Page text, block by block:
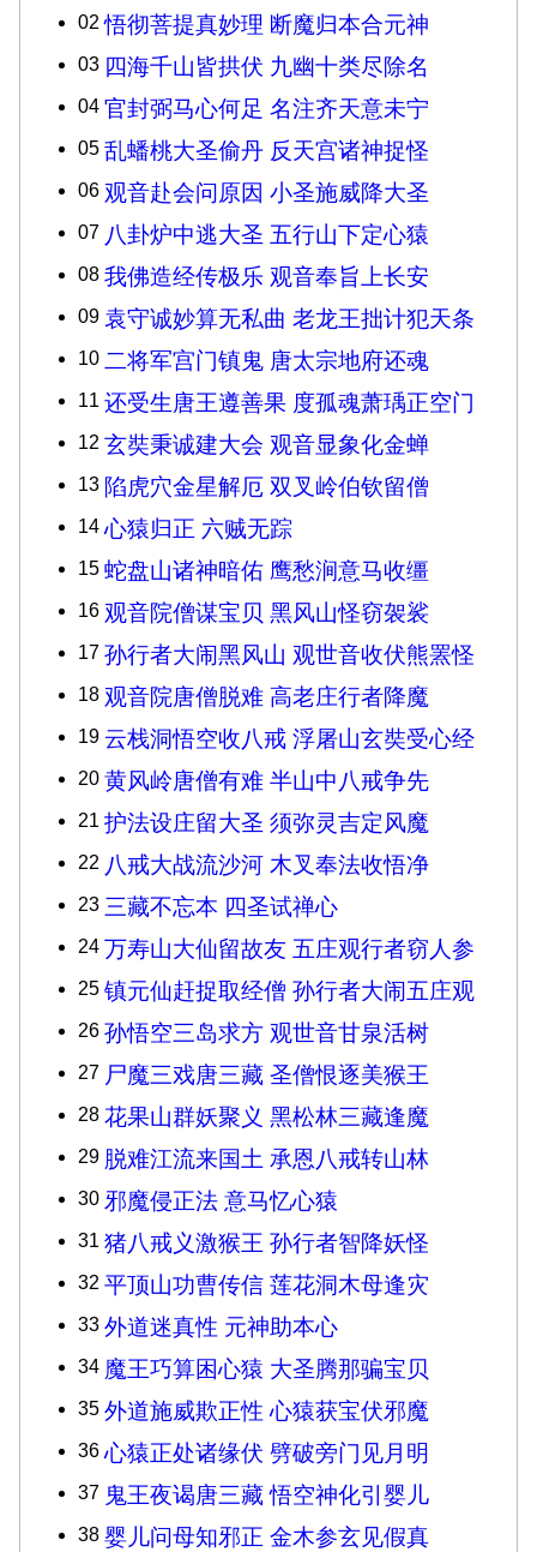
02悟彻菩提真妙理 断魔归本合元神
03 四海千山皆拱伏 九幽十类尽除名
04 官封弼马心何足 名注齐天意未宁
05 乱蟠桃大圣偷丹 反天宫诸神捉怪
06 观音赴会问原因 小圣施威降大圣
07 八卦炉中逃大圣 五行山下定心猿
08 我佛造经传极乐 观音奉旨上长安
09 袁守诚妙算无私曲 老龙王拙计犯天条
10 二将军宫门镇鬼 唐太宗地府还魂
11 还受生唐王遵善果 度孤魂萧瑀正空门
12 玄奘秉诚建大会 观音显象化金蝉
13 陷虎穴金星解厄 双叉岭伯钦留僧
14 心猿归正 六贼无踪
15 蛇盘山诸神暗佑 鹰愁涧意马收缰
16 观音院僧谋宝贝 黑风山怪窃袈裟
17 孙行者大闹黑风山 观世音收伏熊罴怪
18 观音院唐僧脱难 高老庄行者降魔
19 云栈洞悟空收八戒 浮屠山玄奘受心经
20 黄风岭唐僧有难 半山中八戒争先
21 护法设庄留大圣 须弥灵吉定风魔
22 八戒大战流沙河 木叉奉法收悟净
23 三藏不忘本 四圣试禅心
24 万寿山大仙留故友 五庄观行者窃人参
25 镇元仙赶捉取经僧 孙行者大闹五庄观
26 孙悟空三岛求方 观世音甘泉活树
27 尸魔三戏唐三藏 圣僧恨逐美猴王
28 花果山群妖聚义 黑松林三藏逢魔
29 脱难江流来国土 承恩八戒转山林
30 邪魔侵正法 意马忆心猿
31 猪八戒义激猴王 孙行者智降妖怪
32 平顶山功曹传信 莲花洞木母逢灾
33 外道迷真性 元神助本心
34 魔王巧算困心猿 大圣腾那骗宝贝
35 外道施威欺正性 心猿获宝伏邪魔
36 心猿正处诸缘伏 劈破旁门见月明
37 鬼王夜谒唐三藏 悟空神化引婴儿
38 婴儿问母知邪正 金木参玄见假真